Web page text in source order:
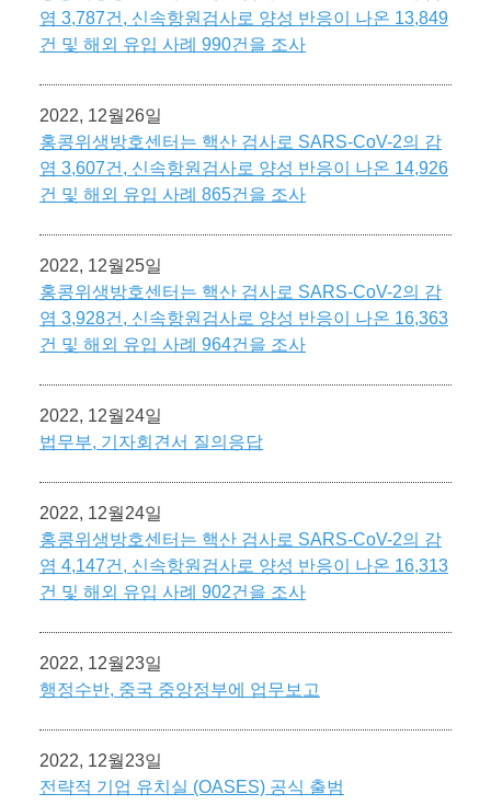
염 3,787건, 신속항원검사로 양성 반응이 나온 13,849
건 및 해외 유입 사례 990건을 조사
2022, 12월26일
홍콩위생방호센터는 핵산 검사로 SARS-CoV-2의 감
염 3,607건, 신속항원검사로 양성 반응이 나온 14,926
건 및 해외 유입 사례 865건을 조사
2022, 12월25일
홍콩위생방호센터는 핵산 검사로 SARS-CoV-2의 감
염 3,928건, 신속항원검사로 양성 반응이 나온 16,363
건 및 해외 유입 사례 964건을 조사
2022, 12월24일
법무부, 기자회견서 질의응답
2022, 12월24일
홍콩위생방호센터는 핵산 검사로 SARS-CoV-2의 감
염 4,147건, 신속항원검사로 양성 반응이 나온 16,313
건 및 해외 유입 사례 902건을 조사
2022, 12월23일
행정수반, 중국 중앙정부에 업무보고
2022, 12월23일
전략적 기업 유치실 (OASES) 공식 출범